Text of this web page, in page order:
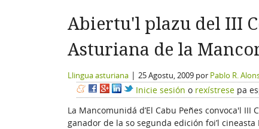
Abiertu'l plazu del III
Asturiana de la
Llingua asturiana | 25 Agostu, 2009 por Pablo R.
Inicie sesión o rexístrese pa
La Mancomunidá d’El Cabu Peñes convoca'l
ganador de la so segunda edición foi’l cineasta